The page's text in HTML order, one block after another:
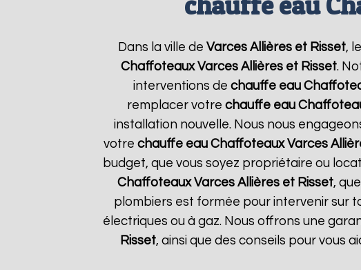
Dans la ville de Varces Allières et Risset,
Chaffoteaux Varces Allières et Risset.
interventions de chauffe eau
remplacer votre chauffe eau
installation nouvelle. Nous nous
votre chauffe eau Chaffoteaux Varces
budget, que vous soyez propriétaire ou
Chaffoteaux Varces Allières et Risset,
plombiers est formée pour intervenir sur
électriques ou à gaz. Nous offrons une
Risset, ainsi que des conseils pour vous